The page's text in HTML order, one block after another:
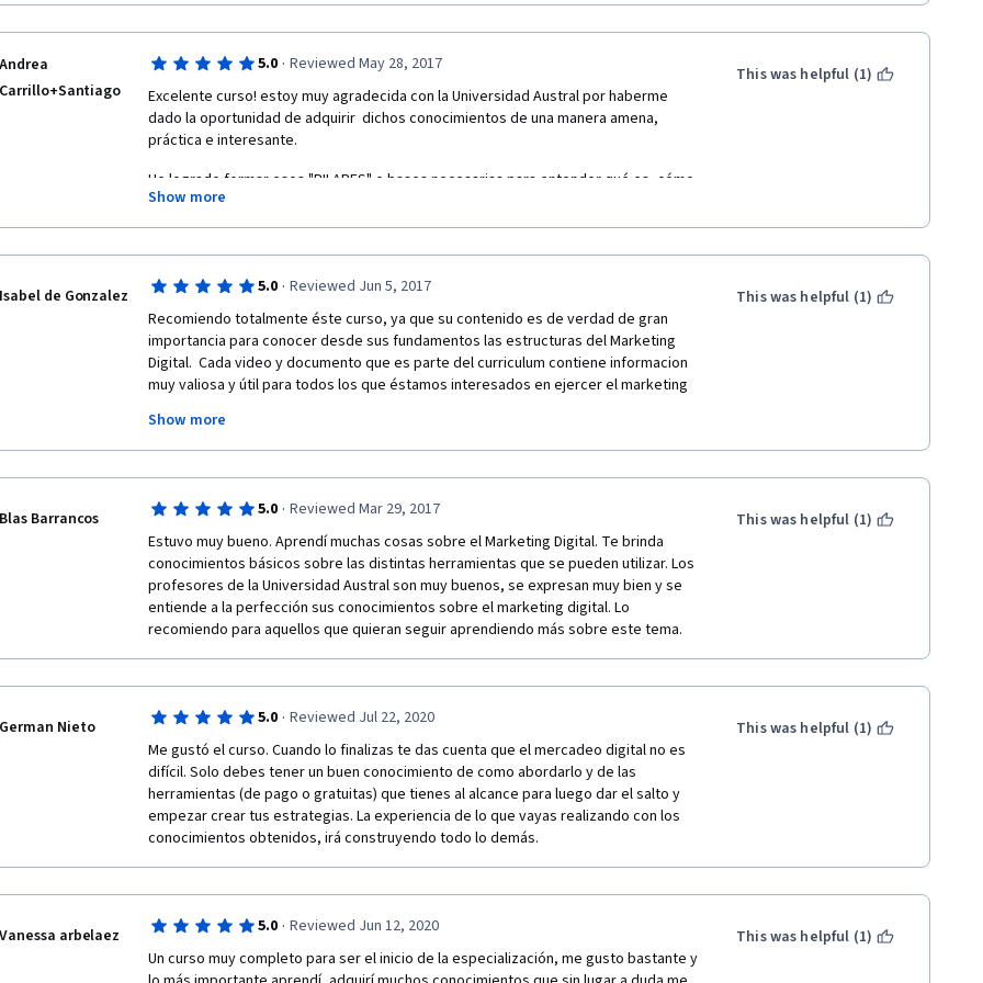
Andrea
Carrillo+Santiago
5.0 · Reviewed May 28, 2017
Excelente curso! estoy muy agradecida con la Universidad Austral por haberme
dado la oportunidad de adquirir  dichos conocimientos de una manera amena,
práctica e interesante.
He logrado formar esos "PILARES" o bases necesarias para entender qué es, cómo
funciona y cómo manejar el amplio mundo del Marketing Digital. Este curso es una
excelente ventana ante ese mundo que crece y se desarrolla a una velocidad
Show more
This was helpful (1)
Isabel de Gonzalez 5.0 · Reviewed Jun 5, 2017
Recomiendo totalmente éste curso, ya que su contenido es de verdad de gran
importancia para conocer desde sus fundamentos las estructuras del Marketing
Digital.  Cada video y documento que es parte del curriculum contiene informacion
muy valiosa y útil para todos los que éstamos interesados en ejercer el marketing
trabajamos.
Show more
This was helpful (1)
Blas Barrancos 5.0 · Reviewed Mar 29, 2017
Estuvo muy bueno. Aprendí muchas cosas sobre el Marketing Digital. Te brinda
conocimientos básicos sobre las distintas herramientas que se pueden utilizar. Los
profesores de la Universidad Austral son muy buenos, se expresan muy bien y se
entiende a la perfección sus conocimientos sobre el marketing digital. Lo
recomiendo para aquellos que quieran seguir aprendiendo más sobre este tema.
This was helpful (1)
German Nieto 5.0 · Reviewed Jul 22, 2020
Me gustó el curso. Cuando lo finalizas te das cuenta que el mercadeo digital no es
difícil. Solo debes tener un buen conocimiento de como abordarlo y de las
herramientas (de pago o gratuitas) que tienes al alcance para luego dar el salto y
empezar crear tus estrategias. La experiencia de lo que vayas realizando con los
conocimientos obtenidos, irá construyendo todo lo demás.
This was helpful (1)
Vanessa arbelaez 5.0 · Reviewed Jun 12, 2020
Un curso muy completo para ser el inicio de la especialización, me gusto bastante y
This was helpful (1)